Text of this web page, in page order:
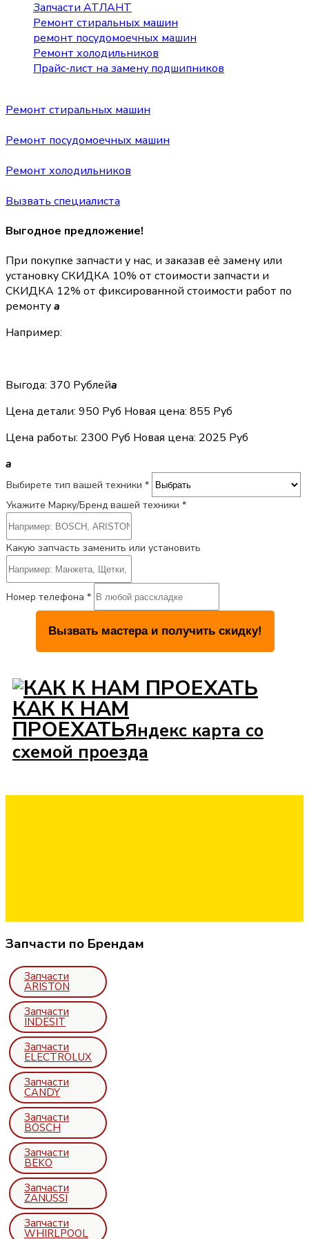
Запчасти АТЛАНТ
Ремонт стиральных машин
ремонт посудомоечных машин
Ремонт холодильников
Прайс-лист на замену подшипников
Ремонт стиральных машин
Ремонт посудомоечных машин
Ремонт холодильников
Вызвать специалиста
Выгодное предложение!
При покупке запчасти у нас, и заказав её замену или
установкуСКИДКА 10% от стоимости запчасти и
СКИДКА 12% от фиксированной стоимости работ по
ремонтуa
Например:
Выгода: 370 Рублейa
Цена детали: 950 Руб Новая цена: 855 Руб
Цена работы: 2300 Руб Новая цена: 2025 Руб
a
Выбирете тип вашей техники *
Укажите Марку/Бренд вашей техники *
Какую запчасть заменить или установить
Номер телефона *
КАК К НАМ
ПРОЕХАТЬЯндекс карта со
схемой проезда
Запчасти по Брендам
Запчасти
ARISTON
Запчасти
INDESIT
Запчасти
ELECTROLUX
Запчасти
CANDY
Запчасти
BOSCH
Запчасти
BEKO
Запчасти
ZANUSSI
Запчасти
WHIRLPOOL